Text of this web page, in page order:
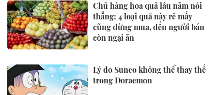
Chủ hàng hoa quả lâu năm nói
thẳng: 4 loại quả này rẻ mấy
cũng đừng mua, đến người bán
còn ngại ăn
Lý do Suneo không thể thay thế
trong Doraemon